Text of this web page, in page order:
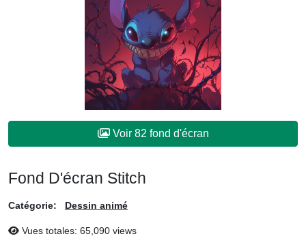
Voir 82 fond d'écran
Fond D'écran Stitch
Catégorie: Dessin animé
Vues totales: 65,090 views